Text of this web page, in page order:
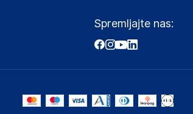
Spremljajte nas: